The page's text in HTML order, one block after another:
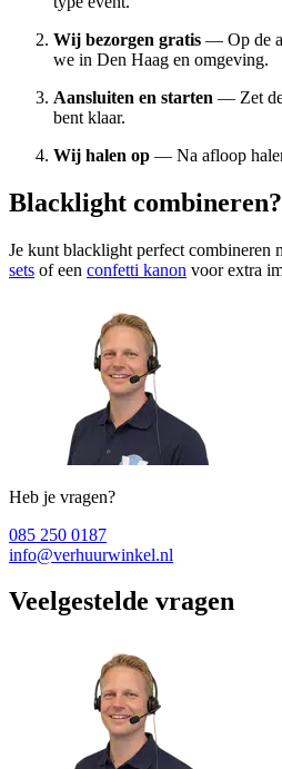
Wij bezorgen gratis — Op de
we in Den Haag en omgeving.
Aansluiten en starten — Zet de
bent klaar.
Wij halen op — Na afloop
Blacklight combineren?
Je kunt blacklight perfect combineren
sets of een confetti kanon voor extra
Heb je vragen?
085 250 0187
info@verhuurwinkel.nl
Veelgestelde vragen